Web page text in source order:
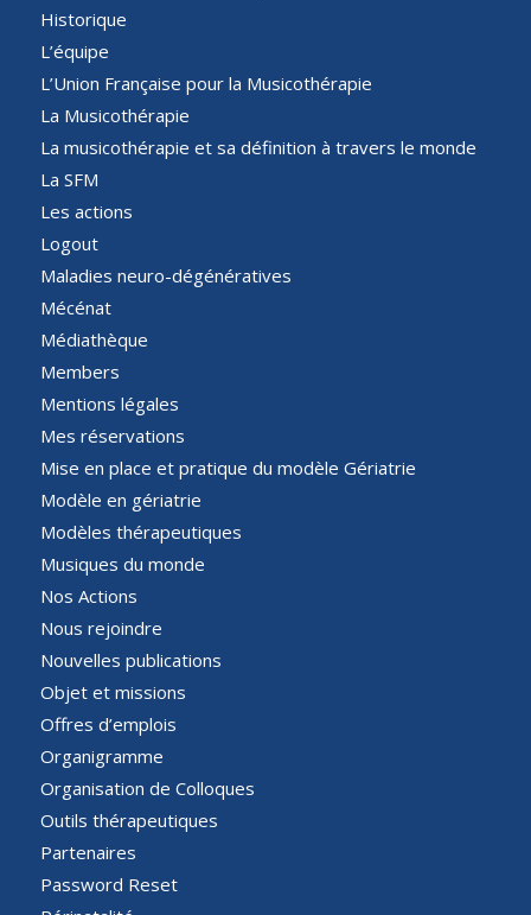
Historique
L’équipe
L’Union Française pour la Musicothérapie
La Musicothérapie
La musicothérapie et sa définition à travers le monde
La SFM
Les actions
Logout
Maladies neuro-dégénératives
Mécénat
Médiathèque
Members
Mentions légales
Mes réservations
Mise en place et pratique du modèle Gériatrie
Modèle en gériatrie
Modèles thérapeutiques
Musiques du monde
Nos Actions
Nous rejoindre
Nouvelles publications
Objet et missions
Offres d’emplois
Organigramme
Organisation de Colloques
Outils thérapeutiques
Partenaires
Password Reset